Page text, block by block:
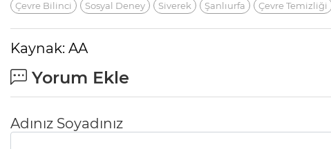
Çevre Bilinci Sosyal Deney Siverek Şanlıurfa Çevre Temizliği
Kaynak: AA
Yorum Ekle
Adınız Soyadınız